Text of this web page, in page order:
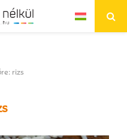
rizs